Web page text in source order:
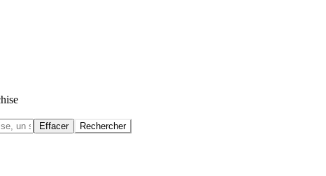
Effacer Rechercher